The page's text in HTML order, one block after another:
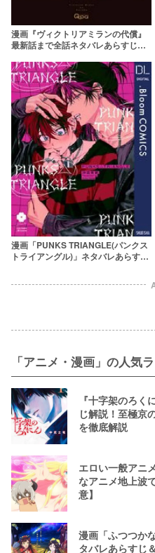
漫画『ヴィクトリアミランの代償』
最新話まで全話ネタバレあらすじ＆
答え
漫画「PUNKS TRIANGLE(パンクス
トライアングル)」ネタバレあらすじ
「アニメ・漫画」の人気
『十字架のろく
じ解説！至極京
を徹底解説
エロい一般アニ
なアニメ地上波
意】
漫画「ふつつか
タバレあらすじ